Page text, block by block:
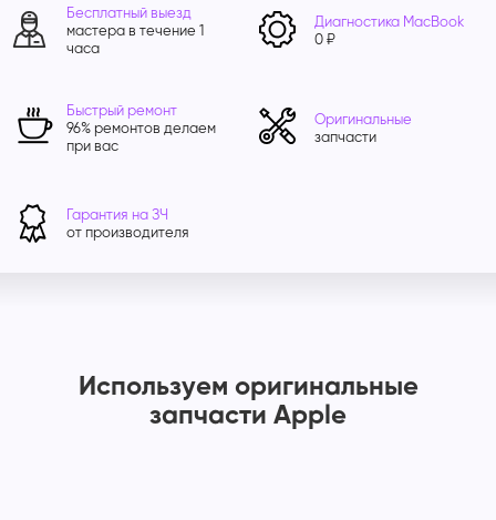
Бесплатный выезд
мастера в течение 1
часа
Диагностика MacBook
0 ₽
Быстрый ремонт
96% ремонтов делаем
при вас
Оригинальные
запчасти
Гарантия на ЗЧ
от производителя
Используем оригинальные
запчасти Apple